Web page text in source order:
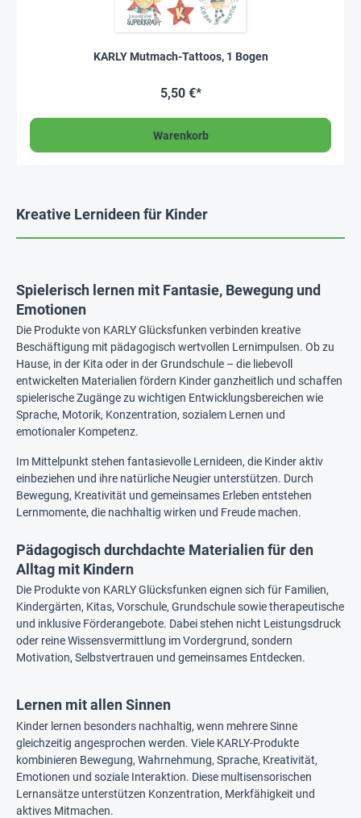
KARLY Mutmach-Tattoos, 1 Bogen
5,50 €*
Warenkorb
Kreative Lernideen für Kinder
Spielerisch lernen mit Fantasie, Bewegung und
Emotionen
Die Produkte von KARLY Glücksfunken verbinden kreative
Beschäftigung mit pädagogisch wertvollen Lernimpulsen. Ob zu
Hause, in der Kita oder in der Grundschule – die liebevoll
entwickelten Materialien fördern Kinder ganzheitlich und schaffen
spielerische Zugänge zu wichtigen Entwicklungsbereichen wie
Sprache, Motorik, Konzentration, sozialem Lernen und
emotionaler Kompetenz.
Im Mittelpunkt stehen fantasievolle Lernideen, die Kinder aktiv
einbeziehen und ihre natürliche Neugier unterstützen. Durch
Bewegung, Kreativität und gemeinsames Erleben entstehen
Lernmomente, die nachhaltig wirken und Freude machen.
Pädagogisch durchdachte Materialien für den
Alltag mit Kindern
Die Produkte von KARLY Glücksfunken eignen sich für Familien,
Kindergärten, Kitas, Vorschule, Grundschule sowie therapeutische
und inklusive Förderangebote. Dabei stehen nicht Leistungsdruck
oder reine Wissensvermittlung im Vordergrund, sondern
Motivation, Selbstvertrauen und gemeinsames Entdecken.
Lernen mit allen Sinnen
Kinder lernen besonders nachhaltig, wenn mehrere Sinne
gleichzeitig angesprochen werden. Viele KARLY-Produkte
kombinieren Bewegung, Wahrnehmung, Sprache, Kreativität,
Emotionen und soziale Interaktion. Diese multisensorischen
Lernansätze unterstützen Konzentration, Merkfähigkeit und
aktives Mitmachen.